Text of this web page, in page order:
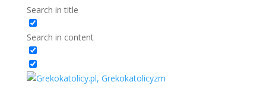
Search in title
Search in content